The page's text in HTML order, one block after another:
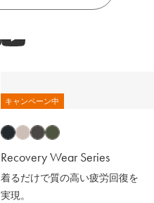
キャンペーン中
Recovery Wear Series
着るだけで質の高い疲労回復を
実現。